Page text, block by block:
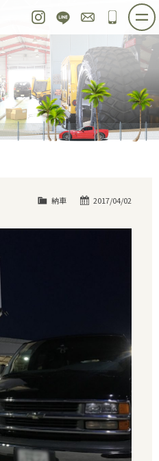
Instagram
LINE お問い合わせ
048-
ご購入プラン
買取＆オーダー
会社概要
公式ブログ
2017/04/02
納車